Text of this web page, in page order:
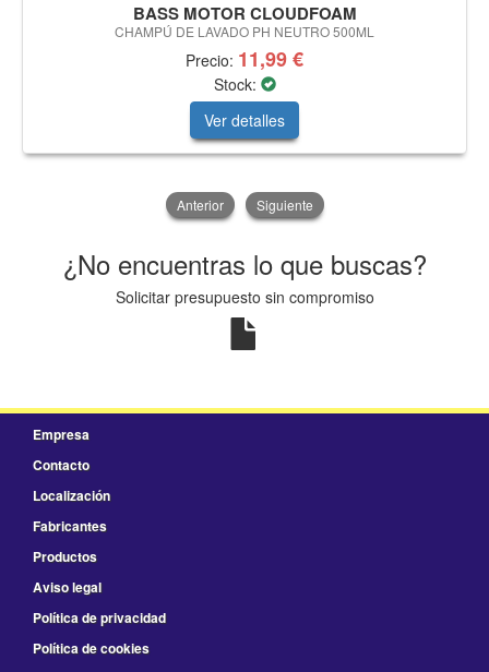
BASS MOTOR CLOUDFOAM
CHAMPÚ DE LAVADO PH NEUTRO 500ML
Precio: 11,99 €
Stock:
Ver detalles
Anterior Siguiente
¿No encuentras lo que buscas?
Solicitar presupuesto sin compromiso
Empresa
Contacto
Localización
Fabricantes
Productos
Aviso legal
Política de privacidad
Política de cookies